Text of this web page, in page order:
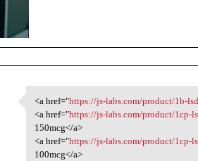
<a href="https://js-labs.com
<a href="https://js-labs.com/product/1b-
<a href="https://js-labs.com/product/1cp-
150mcg</a>
<a href="https://js-labs.com/product/1cp-
100mcg</a>